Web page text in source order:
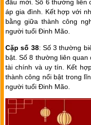
đầu mới. Số 6 thường liên
áp gia đình. Kết hợp với
bằng giữa thành công
người tuổi Đinh Mão.
Cặp số 38: Số 3 thường
bật. Số 8 thường liên
tài chính và uy tín. Kết
thành công nổi bật trong
người tuổi Đinh Mão.